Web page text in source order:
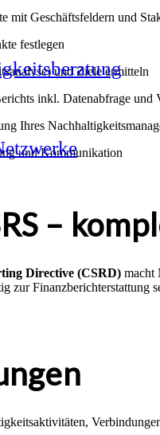
mit Geschäftsfeldern und
festlegen
und Ziele ermitteln
inkl. Datenabfrage und
Ihres
und Kommunikation
–
Directive (CSRD) macht
zur Finanzberichterstattung